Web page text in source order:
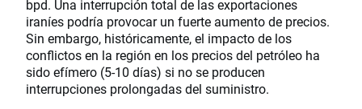
bpd. Una interrupción total de las exportaciones
iraníes podría provocar un fuerte aumento de precios.
Sin embargo, históricamente, el impacto de los
conflictos en la región en los precios del petróleo ha
sido efímero (5-10 días) si no se producen
interrupciones prolongadas del suministro.